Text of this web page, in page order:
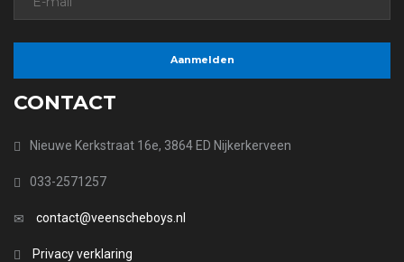
CONTACT
Nieuwe Kerkstraat 16e, 3864 ED Nijkerkerveen
033-2571257
contact@veenscheboys.nl
Privacy verklaring